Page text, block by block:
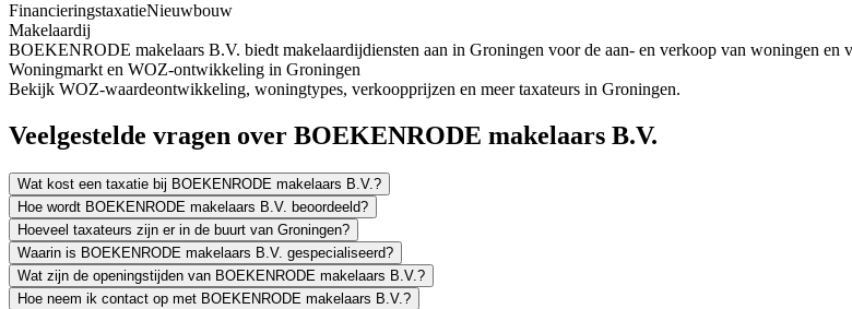
FinancieringstaxatieNieuwbouw
Makelaardij
BOEKENRODE makelaars B.V. biedt makelaardijdiensten aan in Groningen voor de aan- en verkoop van woningen en
Woningmarkt en WOZ-ontwikkeling in Groningen
Bekijk WOZ-waardeontwikkeling, woningtypes, verkoopprijzen en meer taxateurs in Groningen.
Veelgestelde vragen over BOEKENRODE makelaars B.V.
Wat kost een taxatie bij BOEKENRODE makelaars B.V.?
Hoe wordt BOEKENRODE makelaars B.V. beoordeeld?
Hoeveel taxateurs zijn er in de buurt van Groningen?
Waarin is BOEKENRODE makelaars B.V. gespecialiseerd?
Wat zijn de openingstijden van BOEKENRODE makelaars B.V.?
Hoe neem ik contact op met BOEKENRODE makelaars B.V.?